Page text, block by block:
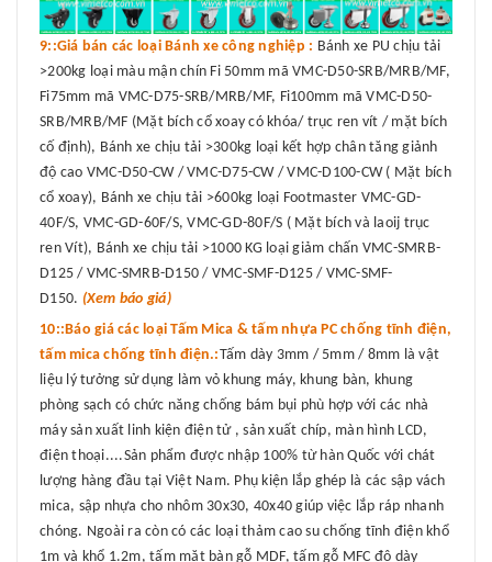
9::Giá bán các loại Bánh xe công nghiệp : Bánh xe PU chịu tải
>200kg loại màu mận chín Fi 50mm mã VMC-D50-SRB/MRB/MF,
Fi75mm mã VMC-D75-SRB/MRB/MF, Fi100mm mã VMC-D50-
SRB/MRB/MF (Mặt bích cổ xoay có khóa/ trục ren vít / mặt bích
cố định), Bánh xe chịu tải >300kg loại kết hợp chân tăng giảnh
độ cao VMC-D50-CW / VMC-D75-CW / VMC-D100-CW ( Mặt bích
cổ xoay), Bánh xe chịu tải >600kg loại Footmaster VMC-GD-
40F/S, VMC-GD-60F/S, VMC-GD-80F/S ( Mặt bích và laoij trục
ren Vít), Bánh xe chịu tải >1000 KG loại giảm chấn VMC-SMRB-
D125 / VMC-SMRB-D150 / VMC-SMF-D125 / VMC-SMF-
D150. (Xem báo giá)
10::Báo giá các loại Tấm Mica & tấm nhựa PC chống tĩnh điện,
tấm mica chống tĩnh điện.:Tấm dày 3mm / 5mm / 8mm là vật
liệu lý tưởng sử dụng làm vỏ khung máy, khung bàn, khung
phòng sạch có chức năng chống bám bụi phù hợp với các nhà
máy sản xuất linh kiện điện tử , sản xuất chíp, màn hình LCD,
điện thoại....Sản phẩm được nhập 100% từ hàn Quốc với chát
lượng hàng đầu tại Việt Nam. Phụ kiện lắp ghép là các sập vách
mica, sập nhựa cho nhôm 30x30, 40x40 giúp việc lắp ráp nhanh
chóng. Ngoài ra còn có các loại thảm cao su chống tĩnh điện khổ
1m và khổ 1.2m, tấm mặt bàn gỗ MDF, tấm gỗ MFC độ dày